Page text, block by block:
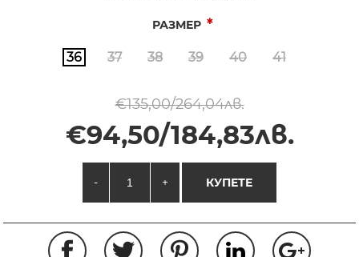
РАЗМЕР *
36 37 38 39 40 41
€135,00/264,04лв.
€94,50/184,83лв.
- + КУПЕТЕ